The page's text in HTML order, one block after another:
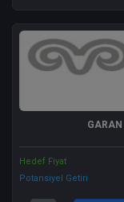
GARAN
Hedef Fiyat
Potansiyel Getiri